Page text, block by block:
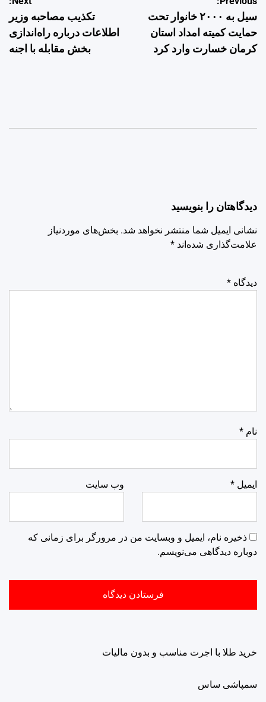
نوشته
سیل به ۲۰۰۰ خانوار تحت
حمایت کمیته امداد استان
کرمان خسارت وارد کرد
تکذیب مصاحبه وزیر
اطلاعات درباره راه‌اندازی
بخش مقابله با اجنه
دیدگاهتان را بنویسید
نشانی ایمیل شما منتشر نخواهد شد. بخش‌های موردنیاز
علامت‌گذاری شده‌اند *
دیدگاه *
نام *
ایمیل * وب‌ سایت
ذخیره نام، ایمیل و وبسایت من در مرورگر برای زمانی که
دوباره دیدگاهی می‌نویسم.
خرید طلا با اجرت مناسب و بدون مالیات
سمپاشی ساس